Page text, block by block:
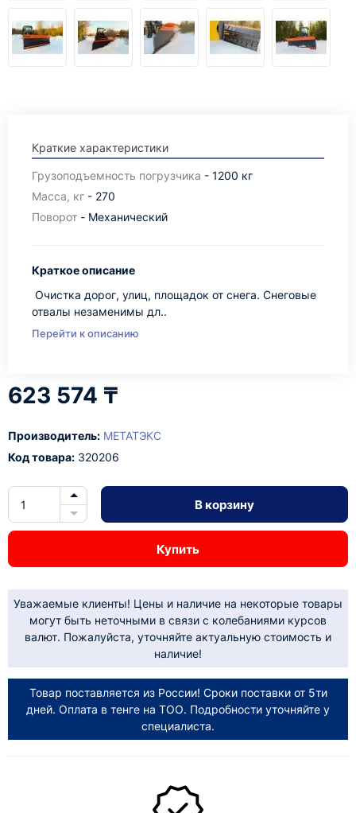
Краткие характеристики
Грузоподъемность погрузчика - 1200 кг
Масса, кг - 270
Поворот - Механический
Краткое описание
Очистка дорог, улиц, площадок от снега. Снеговые
отвалы незаменимы дл..
Перейти к описанию
623 574 ₸
Производитель: МЕТАТЭКС
Код товара: 320206
В корзину
Купить
Уважаемые клиенты! Цены и наличие на некоторые товары
могут быть неточными в связи с колебаниями курсов
валют. Пожалуйста, уточняйте актуальную стоимость и
наличие!
Товар поставляется из России! Сроки поставки от 5ти
дней. Оплата в тенге на ТОО. Подробности уточняйте у
специалиста.